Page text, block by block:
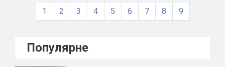
1 2 3 4 5 6 7 8 9
Популярне